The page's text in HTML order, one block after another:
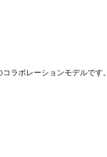
ラボレーションモデルです。